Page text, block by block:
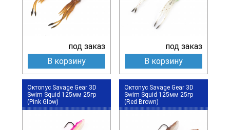
под заказ
В корзину
под заказ
В корзину
Октопус Savage Gear 3D
Swim Squid 125мм 25гр
(Pink Glow)
Октопус Savage Gear 3D
Swim Squid 125мм 25гр
(Red Brown)